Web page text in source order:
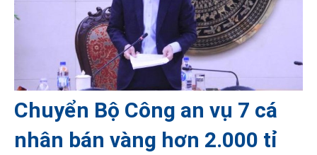
Chuyển Bộ Công an vụ 7 cá
nhân bán vàng hơn 2.000 tỉ